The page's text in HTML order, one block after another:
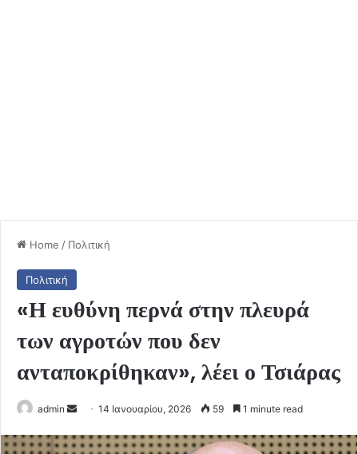
Home / Πολιτική
Πολιτική
«Η ευθύνη περνά στην πλευρά
των αγροτών που δεν
ανταποκρίθηκαν», λέει ο Τσιάρας
admin
Send
email
14 Ιανουαρίου, 2026 59 1 minute read